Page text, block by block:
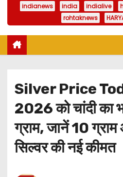
indianews india indialive
rohtaknews
Silver Price
2026 को चांदी का
ग्राम, जानें 10
सिल्वर की नई कीमत